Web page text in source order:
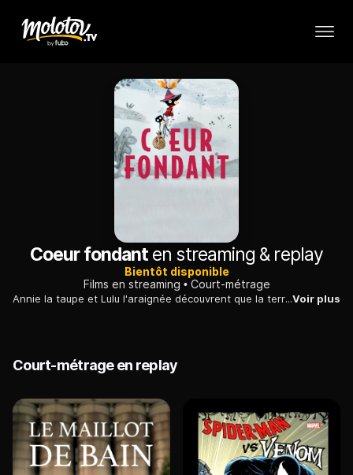
Coeur fondanten streaming & replay
Bientôt disponible
Films en streaming
Court-métrage
Annie la taupe et Lulu l'araignée découvrent que la terrifiante barbe du géant de la forêt, peut finalement se révéler être un véritable nid, douillet et chaud.Voir plus
Court-métrage en replay